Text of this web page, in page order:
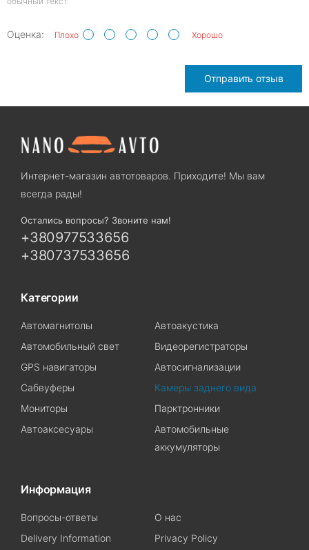
Оценка: Плохо Хорошо
Отправить отзыв
Интернет-магазин автотоваров. Приходите! Мы вам
всегда рады!
Остались вопросы? Звоните нам!
+380977533656
+380737533656
Категории
Автомагнитолы
Автоакустика
Автомобильный свет
Видеорегистраторы
GPS навигаторы
Автосигнализации
Сабвуферы
Камеры заднего вида
Мониторы
Парктронники
Автоаксесуары
Автомобильные
аккумуляторы
Информация
Вопросы-ответы
О нас
Delivery Information
Privacy Policy